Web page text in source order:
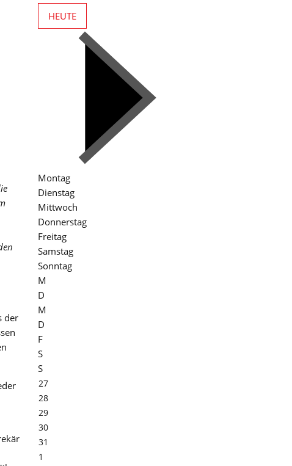
der
HEUTE
Montag
Dienstag
Mittwoch
Donnerstag
Freitag
Samstag
Sonntag
M
D
M
D
F
S
S
27
28
29
30
31
1